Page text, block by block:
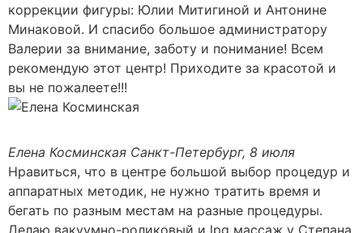
коррекции фигуры: Юлии Митигиной и Антонине
Минаковой. И спасибо большое администратору
Валерии за внимание, заботу и понимание! Всем
рекомендую этот центр! Приходите за красотой и
вы не пожалеете!!!
Елена Косминская Санкт-Петербург, 8 июля
Нравиться, что в центре большой выбор процедур и
аппаратных методик, не нужно тратить время и
бегать по разным местам на разные процедуры.
Делаю вакуумно-роликовый и lpg массаж у Степана